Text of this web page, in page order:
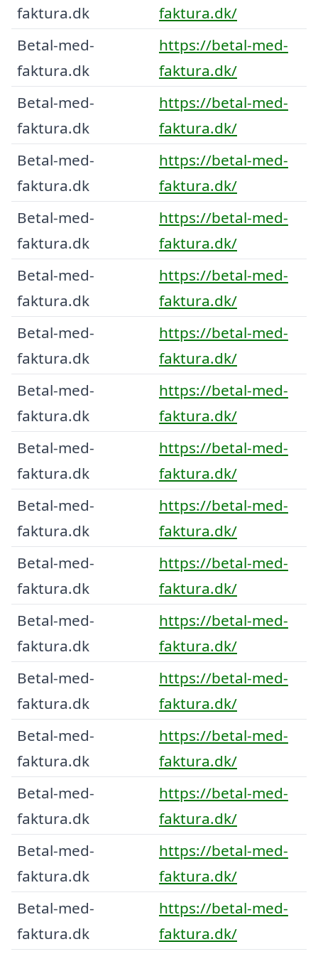
faktura.dk
faktura.dk/
Betal-med-
faktura.dk
https://betal-med-
faktura.dk/
Betal-med-
faktura.dk
https://betal-med-
faktura.dk/
Betal-med-
faktura.dk
https://betal-med-
faktura.dk/
Betal-med-
faktura.dk
https://betal-med-
faktura.dk/
Betal-med-
faktura.dk
https://betal-med-
faktura.dk/
Betal-med-
faktura.dk
https://betal-med-
faktura.dk/
Betal-med-
faktura.dk
https://betal-med-
faktura.dk/
Betal-med-
faktura.dk
https://betal-med-
faktura.dk/
Betal-med-
faktura.dk
https://betal-med-
faktura.dk/
Betal-med-
faktura.dk
https://betal-med-
faktura.dk/
Betal-med-
faktura.dk
https://betal-med-
faktura.dk/
Betal-med-
faktura.dk
https://betal-med-
faktura.dk/
Betal-med-
faktura.dk
https://betal-med-
faktura.dk/
Betal-med-
faktura.dk
https://betal-med-
faktura.dk/
Betal-med-
faktura.dk
https://betal-med-
faktura.dk/
Betal-med-
faktura.dk
https://betal-med-
faktura.dk/